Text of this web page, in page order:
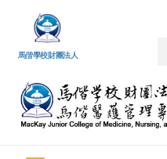
跳到主要內容
馬偕學校財團法人